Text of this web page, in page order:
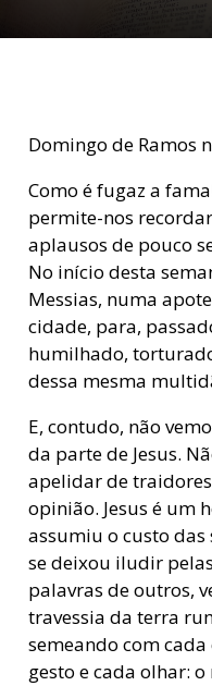
Domingo de Ramos
Como é fugaz a
permite-nos
aplausos de pouco
No início desta
Messias, numa
cidade, para,
humilhado,
dessa mesma
E, contudo, não
da parte de Jesus.
apelidar de
opinião. Jesus é um
assumiu o custo das
se deixou iludir
palavras de outros,
travessia da terra
semeando com
gesto e cada olhar: o